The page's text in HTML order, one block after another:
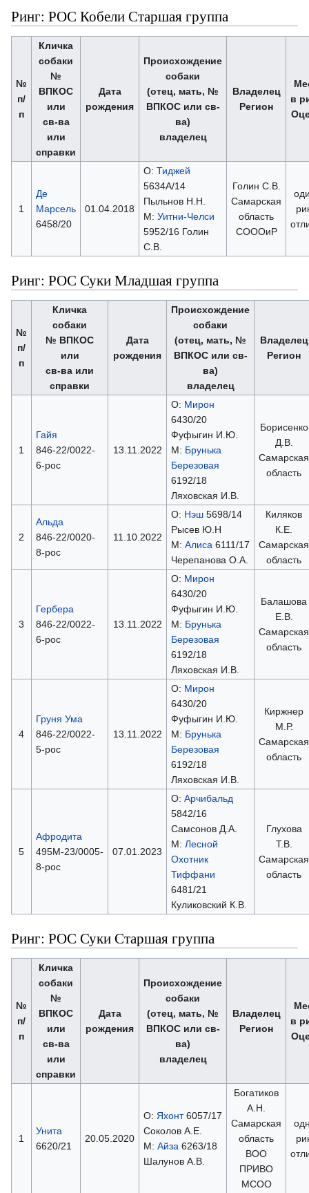
Ринг: РОС Кобели Старшая группа
№
п/
п
Кличка
собаки
№
ВПКОС
или
св-ва
или
справки
Дата
рождения
Происхождение
собаки
(отец, мать, №
ВПКОС или св-
ва)
владелец
Владелец
Регион
в
1
Де
Марсель
6458/20
01.04.2018
О: Тиджей
5634А/14
Пыльнов Н.Н.
М: Уитни-Челси
5952/16 Голин
С.В.
Голин С.В.
Самарская
область
СОООиР
Ринг: РОС Суки Младшая группа
№
п/
п
Кличка
собаки
№ ВПКОС
или
св-ва или
справки
Дата
рождения
Происхождение
собаки
(отец, мать, №
ВПКОС или св-
ва)
владелец
Владелец
Регион
1
Гайя
846-22/0022-
6-рос
13.11.2022
О: Мирон
6430/20
Фуфыгин И.Ю.
М: Брунька
Березовая
6192/18
Ляховская И.В.
Борисенко
Д.В.
Самарская
область
2
Альда
846-22/0020-
8-рос
11.10.2022
О: Нэш5698/14
Рысев Ю.Н
М: Алиса 6111/17
Черепанова О.А.
Киляков
К.Е.
Самарская
область
3
Гербера
846-22/0022-
6-рос
13.11.2022
О: Мирон
6430/20
Фуфыгин И.Ю.
М: Брунька
Березовая
6192/18
Ляховская И.В.
Балашова
Е.В.
Самарская
область
4
Груня Ума
846-22/0022-
5-рос
13.11.2022
О: Мирон
6430/20
Фуфыгин И.Ю.
М: Брунька
Березовая
6192/18
Ляховская И.В.
Киржнер
М.Р.
Самарская
область
5
Афродита
495М-23/0005-
8-рос
07.01.2023
О: Арчибальд
5842/16
Самсонов Д.А.
М: Лесной
Охотник
Тиффани
6481/21
Куликовский К.В.
Глухова
Т.В.
Самарская
область
Ринг: РОС Суки Старшая группа
№
п/
п
Кличка
собаки
№
ВПКОС
или
св-ва
или
справки
Дата
рождения
Происхождение
собаки
(отец, мать, №
ВПКОС или св-
ва)
владелец
Владелец
Регион
в
1
Унита
6620/21
20.05.2020
О: Яхонт6057/17
Соколов А.Е.
М: Айза 6263/18
Шалунов А.В.
Богатиков
А.Н.
Самарская
область
ВОО
ПРИВО
МСОО